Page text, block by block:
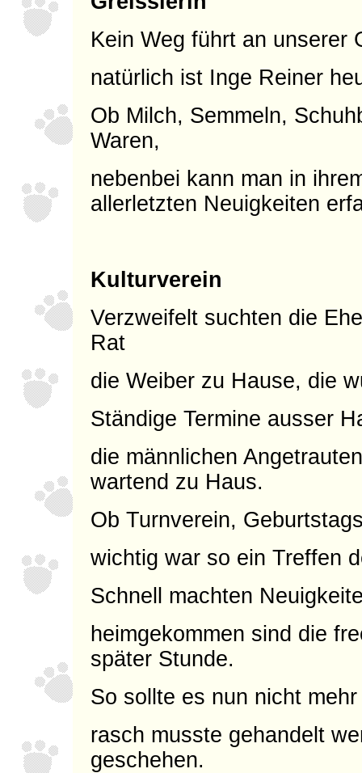
Kein Weg führt an unserer
natürlich ist Inge Reiner
Ob Milch, Semmeln,
Waren,
nebenbei kann man in
allerletzten Neuigkeiten
Kulturverein
Verzweifelt suchten die
Rat
die Weiber zu Hause, die
Ständige Termine ausser
die männlichen
wartend zu Haus.
Ob Turnverein,
wichtig war so ein Treffen
Schnell machten
heimgekommen sind die
später Stunde.
So sollte es nun nicht
rasch musste gehandelt
geschehen.